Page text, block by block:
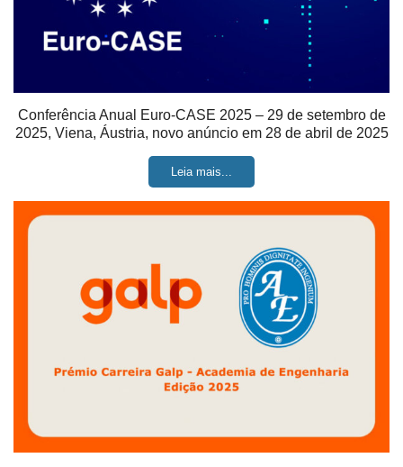
Conferência Anual Euro-CASE 2025 – 29 de setembro de
2025, Viena, Áustria, novo anúncio em 28 de abril de 2025
Leia mais...